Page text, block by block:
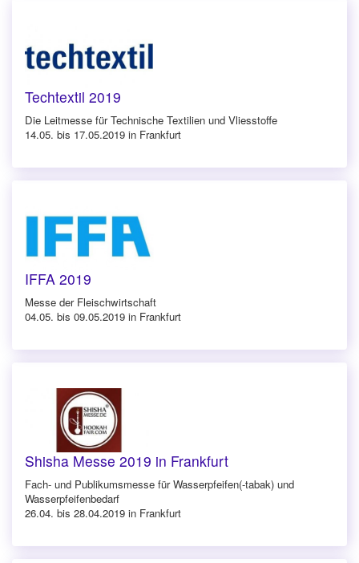
Techtextil 2019
Die Leitmesse für Technische Textilien und Vliesstoffe
14.05. bis 17.05.2019 in Frankfurt
IFFA 2019
Messe der Fleischwirtschaft
04.05. bis 09.05.2019 in Frankfurt
Shisha Messe 2019 in Frankfurt
Fach- und Publikumsmesse für Wasserpfeifen(-tabak) und
Wasserpfeifenbedarf
26.04. bis 28.04.2019 in Frankfurt